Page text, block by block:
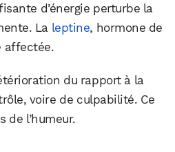
d’énergie perturbe la
La leptine, hormone de
affectée.
du rapport à la
voire de culpabilité. Ce
de l’humeur.